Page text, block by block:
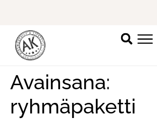
Ilmoittaudu mukaan ripsienpidennyskoulutukseen.
Avainsana:
ryhmäpaketti